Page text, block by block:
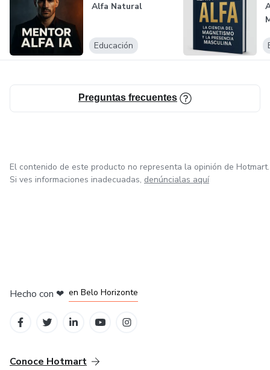
Alfa Natural
Educación
Preguntas frecuentes
El contenido de este producto no representa la opinión de Hotmart.
Si ves informaciones inadecuadas, denúncialas aquí
Hecho con ❤ en Belo Horizonte
Conoce Hotmart